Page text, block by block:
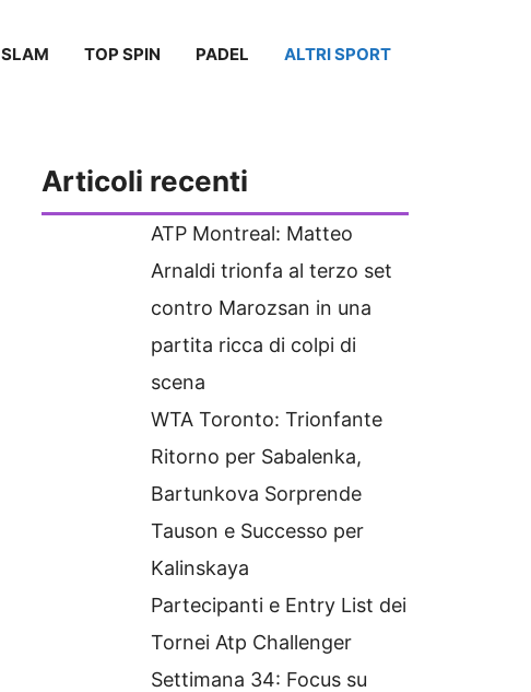
SLAM TOP SPIN PADEL ALTRI SPORT
Articoli recenti
ATP Montreal: Matteo
Arnaldi trionfa al terzo set
contro Marozsan in una
partita ricca di colpi di
scena
WTA Toronto: Trionfante
Ritorno per Sabalenka,
Bartunkova Sorprende
Tauson e Successo per
Kalinskaya
Partecipanti e Entry List dei
Tornei Atp Challenger
Settimana 34: Focus su